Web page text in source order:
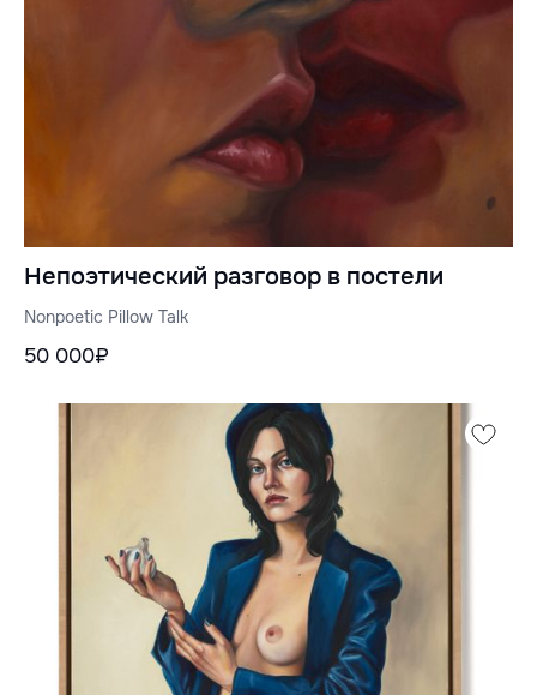
Непоэтический разговор в постели
Nonpoetic Pillow Talk
50 000₽